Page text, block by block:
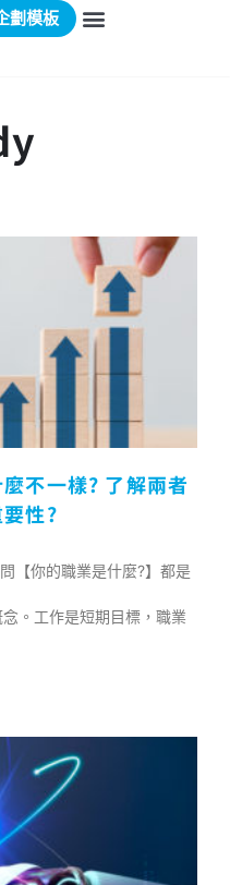
劃模板
不一樣? 了解兩者
性?
【你的職業是什麼?】都是
。工作是短期目標，職業